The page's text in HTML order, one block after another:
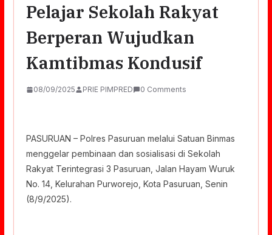
Pelajar Sekolah Rakyat
Berperan Wujudkan
Kamtibmas Kondusif
08/09/2025 PRIE PIMPRED 0 Comments
PASURUAN – Polres Pasuruan melalui Satuan Binmas
menggelar pembinaan dan sosialisasi di Sekolah
Rakyat Terintegrasi 3 Pasuruan, Jalan Hayam Wuruk
No. 14, Kelurahan Purworejo, Kota Pasuruan, Senin
(8/9/2025).